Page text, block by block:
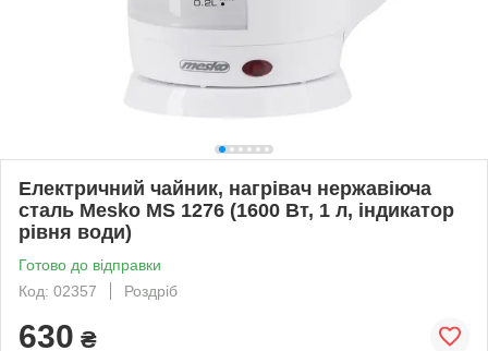
Електричний чайник, нагрівач нержавіюча
сталь Mesko MS 1276 (1600 Вт, 1 л, індикатор
рівня води)
Готово до відправки
Код: 02357
Роздріб
630 ₴